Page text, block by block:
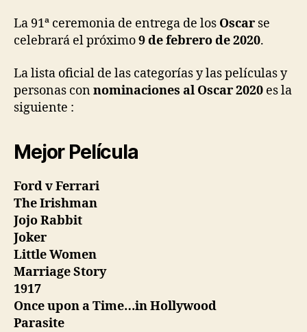
La 91ª ceremonia de entrega de los Oscar se
celebrará el próximo9 de febrero de 2020.
La lista oficial de las categorías y las películas y
personas connominaciones al Oscar 2020 es la
siguiente :
Mejor Película
Ford v Ferrari
The Irishman
Jojo Rabbit
Joker
Little Women
Marriage Story
1917
Once upon a Time…in Hollywood
Parasite